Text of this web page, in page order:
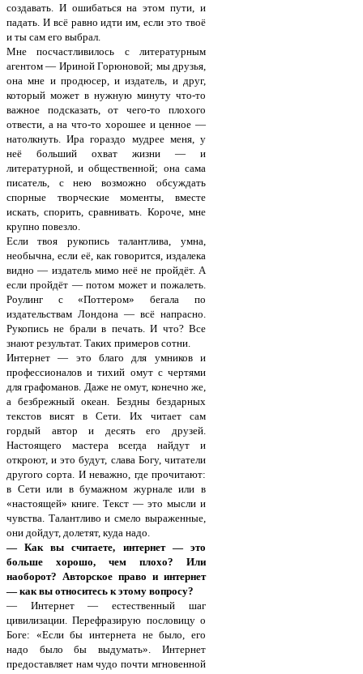
создавать. И ошибаться на этом пути, и
падать. И всё равно идти им, если это твоё
и ты сам его выбрал.
Мне посчастливилось с литературным
агентом — Ириной Горюновой; мы друзья,
она мне и продюсер, и издатель, и друг,
который может в нужную минуту что-то
важное подсказать, от чего-то плохого
отвести, а на что-то хорошее и ценное —
натолкнуть. Ира гораздо мудрее меня, у
неё больший охват жизни — и
литературной, и общественной; она сама
писатель, с нею возможно обсуждать
спорные творческие моменты, вместе
искать, спорить, сравнивать. Короче, мне
крупно повезло.
Если твоя рукопись талантлива, умна,
необычна, если её, как говорится, издалека
видно — издатель мимо неё не пройдёт. А
если пройдёт — потом может и пожалеть.
Роулинг с «Поттером» бегала по
издательствам Лондона — всё напрасно.
Рукопись не брали в печать. И что? Все
знают результат. Таких примеров сотни.
Интернет — это благо для умников и
профессионалов и тихий омут с чертями
для графоманов. Даже не омут, конечно же,
а безбрежный океан. Бездны бездарных
текстов висят в Сети. Их читает сам
гордый автор и десять его друзей.
Настоящего мастера всегда найдут и
откроют, и это будут, слава Богу, читатели
другого сорта. И неважно, где прочитают:
в Сети или в бумажном журнале или в
«настоящей» книге. Текст — это мысли и
чувства. Талантливо и смело выраженные,
они дойдут, долетят, куда надо.
— Как вы считаете, интернет — это
больше хорошо, чем плохо? Или
наоборот? Авторское право и интернет
— как вы относитесь к этому вопросу?
— Интернет — естественный шаг
цивилизации. Перефразирую пословицу о
Боге: «Если бы интернета не было, его
надо было бы выдумать». Интернет
предоставляет нам чудо почти мгновенной